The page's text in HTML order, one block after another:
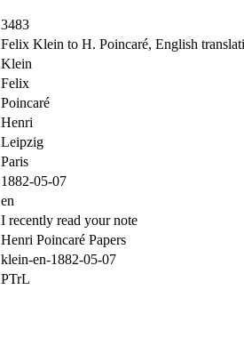
3483
Felix Klein to H. Poincaré, English
Klein
Felix
Poincaré
Henri
Leipzig
Paris
1882-05-07
en
I recently read your note
Henri Poincaré Papers
klein-en-1882-05-07
PTrL